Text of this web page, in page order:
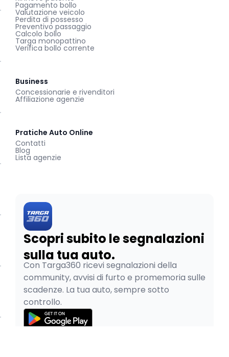
Pagamento bollo
Valutazione veicolo
Perdita di possesso
Preventivo passaggio
Calcolo bollo
Targa monopattino
Verifica bollo corrente
Business
Concessionarie e rivenditori
Affiliazione agenzie
Pratiche Auto Online
Contatti
Blog
Lista agenzie
Scopri subito le segnalazioni
sulla tua auto.
Con Targa360 ricevi segnalazioni della
community, avvisi di furto e promemoria sulle
scadenze. La tua auto, sempre sotto
controllo.